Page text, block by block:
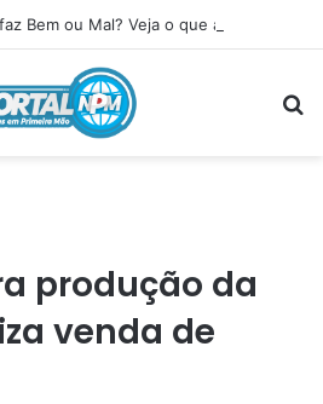
produção da
venda de